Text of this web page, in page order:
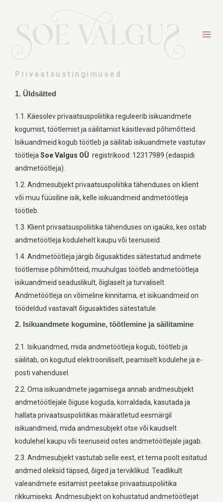
Privaatsustingimused
1. Üldsätted
1.1. Käesolev privaatsuspoliitika reguleerib isikuandmete
kogumist, töötlemist ja säilitamist käsitlevaid põhimõtteid.
Isikuandmeid kogub töötleb ja säilitab isikuandmete vastutav
töötleja Soe Valgus OÜ registrikood: 12317989 (edaspidi
andmetöötleja).
1.2. Andmesubjekt privaatsuspoliitika tähenduses on klient
või muu füüsiline isik, kelle isikuandmeid andmetöötleja
töötleb.
1.3. Klient privaatsuspoliitika tähenduses on igaüks, kes ostab
andmetöötleja kodulehelt kaupu või teenuseid.
1.4. Andmetöötleja järgib õigusaktides sätestatud andmete
töötlemise põhimõtteid, muuhulgas töötleb andmetöötleja
isikuandmeid seaduslikult, õiglaselt ja turvaliselt.
Andmetöötleja on võimeline kinnitama, et isikuandmeid on
töödeldud vastavalt õigusaktides sätestatule.
2. Isikuandmete kogumine, töötlemine ja säilitamine
2.1. Isikuandmed, mida andmetöötleja kogub, töötleb ja
säilitab, on kogutud elektrooniliselt, peamiselt kodulehe ja e-
posti vahendusel.
2.2. Oma isikuandmete jagamisega annab andmesubjekt
andmetöötlejale õiguse koguda, korraldada, kasutada ja
hallata privaatsuspoliitikas määratletud eesmärgil
isikuandmeid, mida andmesubjekt otse või kaudselt
kodulehel kaupu või teenuseid ostes andmetöötlejale jagab.
2.3. Andmesubjekt vastutab selle eest, et tema poolt esitatud
andmed oleksid täpsed, õiged ja terviklikud. Teadlikult
valeandmete esitamist peetakse privaatsuspoliitika
rikkumiseks. Andmesubjekt on kohustatud andmetöötlejat